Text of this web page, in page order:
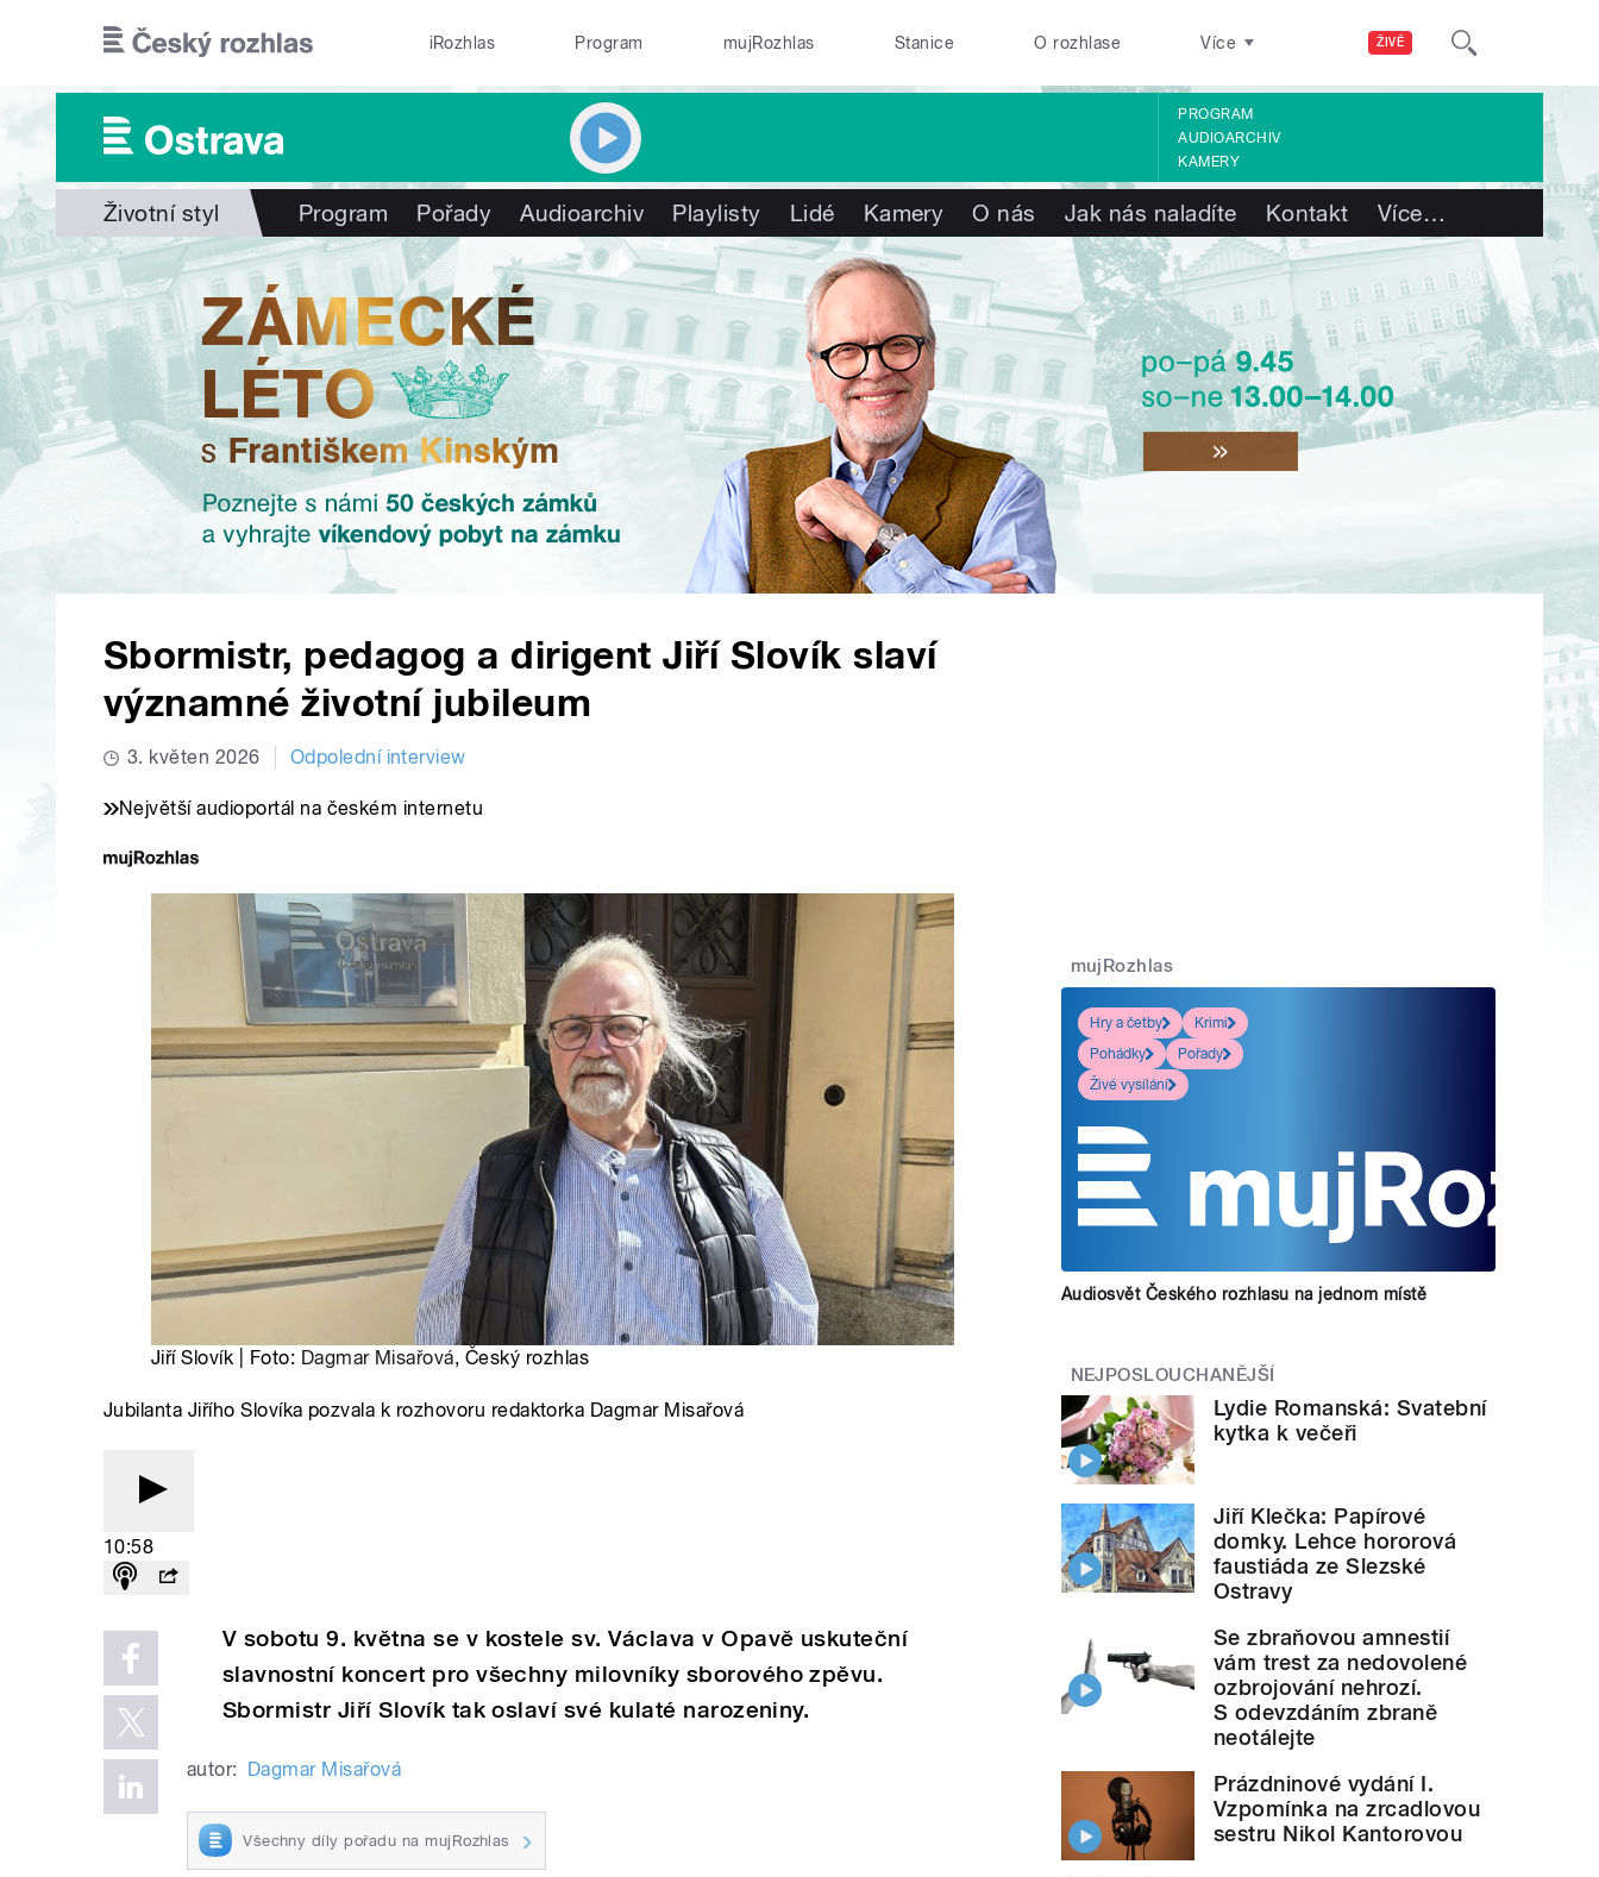
ŽIVĚ
iRozhlas Program mujRozhlas Stanice O rozhlase Více
PROGRAM
AUDIOARCHIV
KAMERY
Životní styl Program Pořady Audioarchiv Playlisty Lidé Kamery O nás Jak nás naladíte Kontakt Více…
Sbormistr, pedagog a dirigent Jiří Slovík slaví
významné životní jubileum
3. květen 2026 Odpolední interview
Největší audioportál na českém internetu
Jiří Slovík | Foto: Dagmar Misařová, Český rozhlas
Jubilanta Jiřího Slovíka pozvala k rozhovoru redaktorka Dagmar Misařová
10:58
V sobotu 9. května se v kostele sv. Václava v Opavě uskuteční
slavnostní koncert pro všechny milovníky sborového zpěvu.
Sbormistr Jiří Slovík tak oslaví své kulaté narozeniny.
autor: Dagmar Misařová
Všechny díly pořadu na mujRozhlas
mujRozhlas
Hry a četby
Krimi
Pohádky
Pořady
Živé vysílání
Audiosvět Českého rozhlasu na jednom místě
NEJPOSLOUCHANĚJŠÍ
Lydie Romanská: Svatební
kytka k večeři
Jiří Klečka: Papírové
domky. Lehce hororová
faustiáda ze Slezské
Ostravy
Se zbraňovou amnestií
vám trest za nedovolené
ozbrojování nehrozí.
S odevzdáním zbraně
neotálejte
Prázdninové vydání I.
Vzpomínka na zrcadlovou
sestru Nikol Kantorovou